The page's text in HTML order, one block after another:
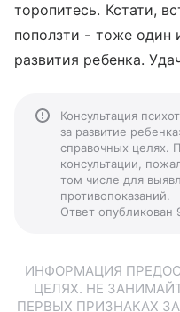
торопитесь. Кстати,
поползти - тоже
развития ребенка.
Консультация
за развитие
справочных целях.
консультации,
том числе для
противопоказаний.
Ответ опубликован
ИНФОРМАЦИЯ
ЦЕЛЯХ. НЕ
ПЕРВЫХ ПРИЗНАКАХ